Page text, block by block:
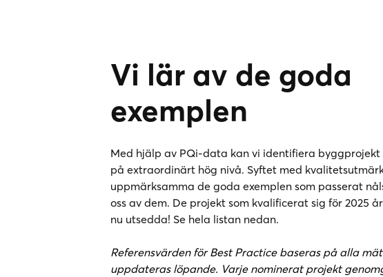
Vi lär av de goda
exemplen
Med hjälp av PQi-data kan vi identifiera byggprojekt
på extraordinärt hög nivå. Syftet med
uppmärksamma de goda exemplen som passerat
oss av dem. De projekt som kvalificerat sig för 2025
nu utsedda! Se hela listan nedan.
Referensvärden för Best Practice baseras på alla
uppdateras löpande. Varje nominerat projekt